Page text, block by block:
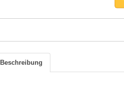
Beschreibung